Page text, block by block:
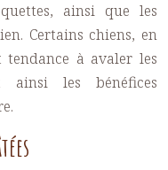
ainsi que les
Certains chiens, en
à avaler les
ainsi les bénéfices